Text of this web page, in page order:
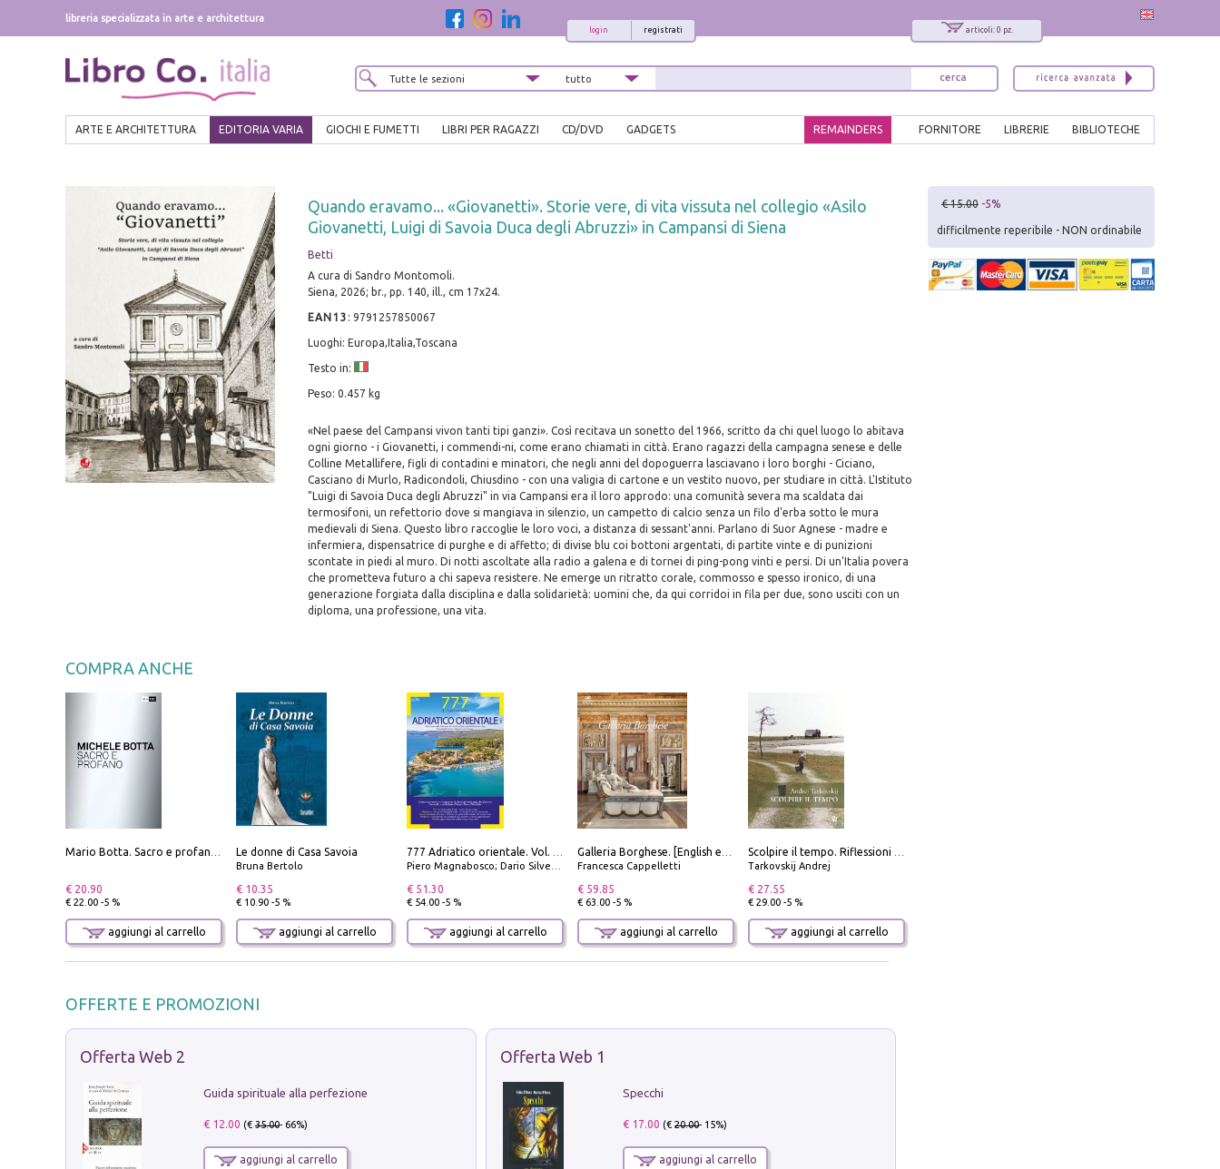
libreria specializzata in arte e architettura
articoli: 0 pz.
registrati
login
ARTE E ARCHITETTURA EDITORIA VARIA GIOCHI E FUMETTI LIBRI PER RAGAZZI CD/DVD GADGETS BIBLIOTECHE
LIBRERIE
FORNITORE
REMAINDERS
Quando eravamo... «Giovanetti». Storie vere, di vita vissuta nel collegio «Asilo
Giovanetti, Luigi di Savoia Duca degli Abruzzi» in Campansi di Siena
Betti
A cura di Sandro Montomoli.
Siena, 2026; br., pp. 140, ill., cm 17x24.
EAN13 : 9791257850067
Luoghi: Europa,Italia,Toscana
Testo in:
Peso: 0.457 kg
«Nel paese del Campansi vivon tanti tipi ganzi». Così recitava un sonetto del 1966, scritto da chi quel luogo lo abitava
ogni giorno - i Giovanetti, i commendi-ni, come erano chiamati in città. Erano ragazzi della campagna senese e delle
Colline Metallifere, figli di contadini e minatori, che negli anni del dopoguerra lasciavano i loro borghi - Ciciano,
Casciano di Murlo, Radicondoli, Chiusdino - con una valigia di cartone e un vestito nuovo, per studiare in città. L'Istituto
"Luigi di Savoia Duca degli Abruzzi" in via Campansi era il loro approdo: una comunità severa ma scaldata dai
termosifoni, un refettorio dove si mangiava in silenzio, un campetto di calcio senza un filo d'erba sotto le mura
medievali di Siena. Questo libro raccoglie le loro voci, a distanza di sessant'anni. Parlano di Suor Agnese - madre e
infermiera, dispensatrice di purghe e di affetto; di divise blu coi bottoni argentati, di partite vinte e di punizioni
scontate in piedi al muro. Di notti ascoltate alla radio a galena e di tornei di ping-pong vinti e persi. Di un'Italia povera
che prometteva futuro a chi sapeva resistere. Ne emerge un ritratto corale, commosso e spesso ironico, di una
generazione forgiata dalla disciplina e dalla solidarietà: uomini che, da qui corridoi in fila per due, sono usciti con un
diploma, una professione, una vita.
COMPRA ANCHE
€ 20.90
€ 22.00 -5 %
aggiungi al carrello
Le donne di Casa Savoia
Bruna Bertolo
€ 10.35
€ 10.90 -5 %
aggiungi al carrello
Piero Magnabosco; Dario Silvestro; Marco Sbrizzi
€ 51.30
€ 54.00 -5 %
aggiungi al carrello
Francesca Cappelletti
€ 59.85
€ 63.00 -5 %
aggiungi al carrello
Tarkovskij Andrej
€ 27.55
€ 29.00 -5 %
aggiungi al carrello
OFFERTE E PROMOZIONI
Offerta Web 2
Guida spirituale alla perfezione
€ 12.00 (€35.00- 66%)
aggiungi al carrello
Offerta Web 1
Specchi
€ 17.00 (€20.00- 15%)
aggiungi al carrello
€ 15.00 -5%
difficilmente reperibile - NON ordinabile
x
Interessato ai nostri libri?
Allora iscriviti alla nostra newsletter!
Sarai informato delle nostre novità, potrai
comunque cancellarti quando desideri.